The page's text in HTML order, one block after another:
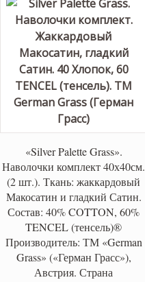
«Silver Palette Grass».
Наволочки комплект 40х40см.
(2 шт.). Ткань: жаккардовый
Макосатин и гладкий Сатин.
Состав: 40% COTTON, 60%
TENCEL (тенсель)®
Производитель: ТМ «German
Grass» («Герман Грасс»),
Австрия. Страна